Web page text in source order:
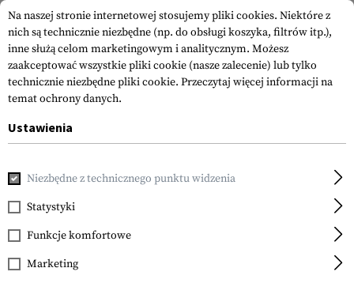
Arc'teryx
Assault Pack 30
Na naszej stronie internetowej stosujemy pliki cookies. Niektóre z
nich są technicznie niezbędne (np. do obsługi koszyka, filtrów itp.),
inne służą celom marketingowym i analitycznym. Możesz
zaakceptować wszystkie pliki cookie (nasze zalecenie) lub tylko
technicznie niezbędne pliki cookie. Przeczytaj więcej informacji na
temat ochrony danych.
Ustawienia
Niezbędne z technicznego punktu widzenia
Statystyki
Funkcje komfortowe
Marketing